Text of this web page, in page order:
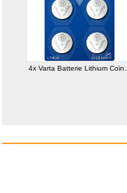
4x Varta Batterie Lithium Coin...